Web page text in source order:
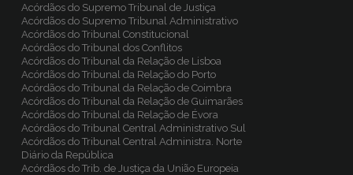
Acórdãos do Supremo Tribunal de Justiça
Acórdãos do Supremo Tribunal Administrativo
Acórdãos do Tribunal Constitucional
Acórdãos do Tribunal dos Conflitos
Acórdãos do Tribunal da Relação de Lisboa
Acórdãos do Tribunal da Relação do Porto
Acórdãos do Tribunal da Relação de Coimbra
Acórdãos do Tribunal da Relação de Guimarães
Acórdãos do Tribunal da Relação de Évora
Acórdãos do Tribunal Central Administrativo Sul
Acórdãos do Tribunal Central Administra. Norte
Diário da República
Acórdãos do Trib. de Justiça da União Europeia